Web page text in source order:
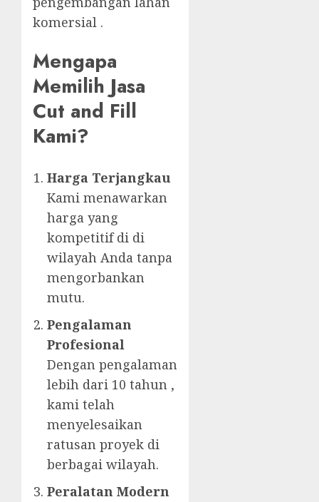
komersial .
Mengapa
Memilih Jasa
Cut and Fill
Kami?
Harga Terjangkau
Kami menawarkan
harga yang
kompetitif di di
wilayah Anda tanpa
mengorbankan
mutu.
Pengalaman
Profesional
Dengan pengalaman
lebih dari 10 tahun ,
kami telah
menyelesaikan
ratusan proyek di
berbagai wilayah.
Peralatan Modern